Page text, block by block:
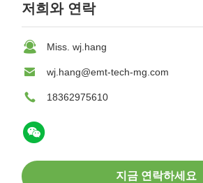
3C 마그네슘 부품 OEM
마그네슘 자동차 부품 OEM
저희와 연락
Miss. wj.hang
wj.hang@emt-tech-mg.com
18362975610
지금 연락하세요